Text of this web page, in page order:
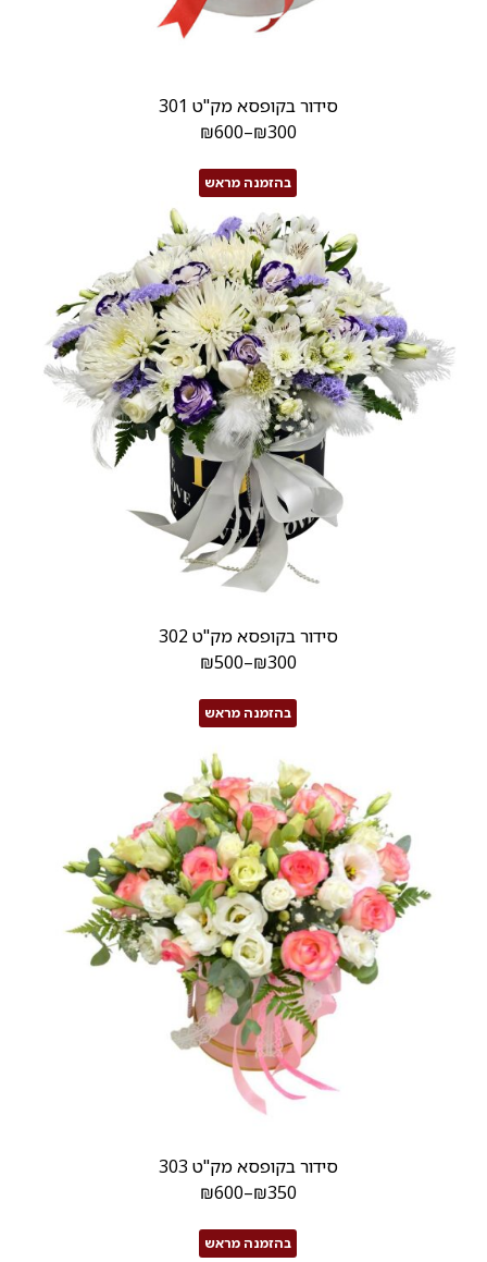
סידור בקופסא מק"ט 301
₪300
–
₪600
בהזמנה מראש
סידור בקופסא מק"ט 302
₪300
–
₪500
בהזמנה מראש
סידור בקופסא מק"ט 303
₪350
–
₪600
בהזמנה מראש